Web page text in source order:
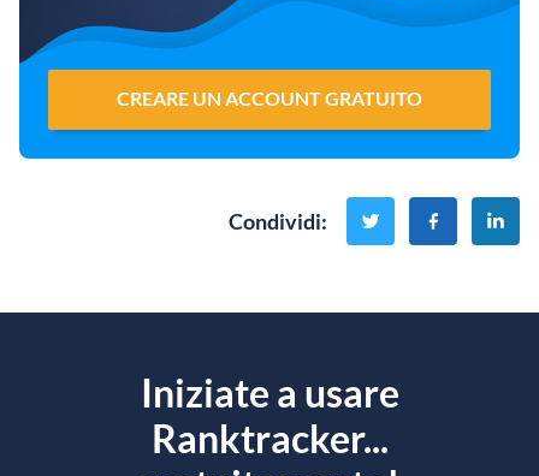
CREARE UN ACCOUNT GRATUITO
Condividi:
Iniziate a usare
Ranktracker...